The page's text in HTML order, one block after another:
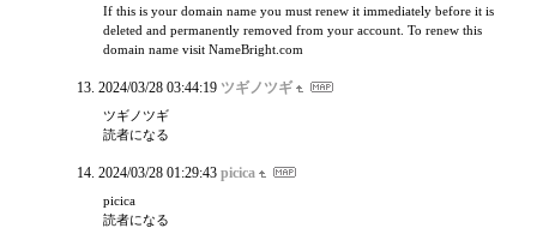
If this is your domain name you must renew it immediately before it is
deleted and permanently removed from your account. To renew this
domain name visit NameBright.com
2024/03/28 03:44:19 ツギノツギ
ツギノツギ
読者になる
2024/03/28 01:29:43 picica
picica
読者になる